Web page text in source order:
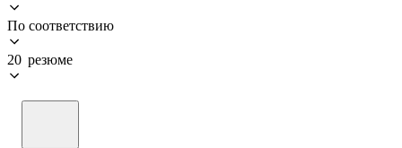
По соответствию
20 резюме